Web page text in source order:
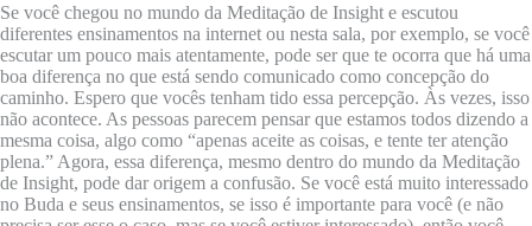
Se você chegou no mundo da Meditação de Insight e escutou
diferentes ensinamentos na internet ou nesta sala, por exemplo, se você
escutar um pouco mais atentamente, pode ser que te ocorra que há uma
boa diferença no que está sendo comunicado como concepção do
caminho. Espero que vocês tenham tido essa percepção. Às vezes, isso
não acontece. As pessoas parecem pensar que estamos todos dizendo a
mesma coisa, algo como “apenas aceite as coisas, e tente ter atenção
plena.” Agora, essa diferença, mesmo dentro do mundo da Meditação
de Insight, pode dar origem a confusão. Se você está muito interessado
no Buda e seus ensinamentos, se isso é importante para você (e não